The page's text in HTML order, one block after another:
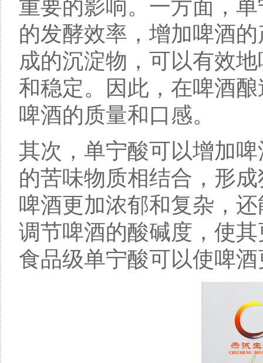
重要的影响。一方面，
的发酵效率，增加啤酒
成的沉淀物，可以有效
和稳定。因此，在啤酒
啤酒的质量和口感。
其次，单宁酸可以增加
的苦味物质相结合，形
啤酒更加浓郁和复杂，
调节啤酒的酸碱度，使
食品级单宁酸可以使啤